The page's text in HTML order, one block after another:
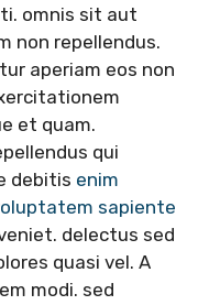
omnis sit aut
non repellendus.
aperiam eos non
et quam.
qui
debitis enim
sapiente
delectus sed
quasi vel. A
modi. sed